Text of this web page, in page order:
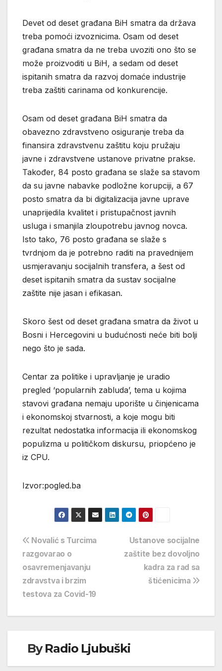
Devet od deset građana BiH smatra da država
treba pomoći izvoznicima. Osam od deset
građana smatra da ne treba uvoziti ono što se
može proizvoditi u BiH, a sedam od deset
ispitanih smatra da razvoj domaće industrije
treba zaštiti carinama od konkurencije.
Osam od deset građana BiH smatra da
obavezno zdravstveno osiguranje treba da
finansira zdravstvenu zaštitu koju pružaju
javne i zdravstvene ustanove privatne prakse.
Također, 84 posto građana se slaže sa stavom
da su javne nabavke podložne korupciji, a 67
posto smatra da bi digitalizacija javne uprave
unaprijedila kvalitet i pristupačnost javnih
usluga i smanjila zloupotrebu javnog novca.
Isto tako, 76 posto građana se slaže s
tvrdnjom da je potrebno raditi na pravednijem
usmjeravanju socijalnih transfera, a šest od
deset ispitanih smatra da sustav socijalne
zaštite nije jasan i efikasan.
Skoro šest od deset građana smatra da život u
Bosni i Hercegovini u budućnosti neće biti bolji
nego što je sada.
Centar za politike i upravljanje je uradio
pregled ‘popularnih zabluda’, tema u kojima
stavovi građana nemaju uporište u činjenicama
i ekonomskoj stvarnosti, a koje mogu biti
rezultat nedostatka informacija ili ekonomskog
populizma u političkom diskursu, priopćeno je
iz CPU.
Izvor:pogled.ba
Navigacija
objava
Ustanove socijalne
zaštite bez dovoljno
kadra za rad sa
štićenicima
Novalić s Turcima
razgovarao o
osavremenjavanju
zdravstva i brzim
testova za Covid-19
ByRadio Ljubuški